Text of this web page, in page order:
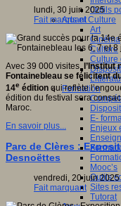
Outils
Arts et Culture
Art
Cinéma
Culture
Culture
Formation
E-
Enjeux
Mooc’s
Outils
Sites
Tutorat
lundi, 30 juin 2025
Fait marquant
Avec 39 000 visites, l’Institut
Fontainebleau se félicitent
14e édition qui reflète
édition du festival sera
Maroc.
En savoir plus...
Parc de Clères :
Desnoëttes
vendredi, 20 juin 2025
Fait marquant